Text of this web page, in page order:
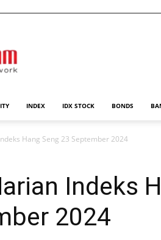
INDEX IDX STOCK BONDS
Hang Seng 23 September 2024
Indeks
2024